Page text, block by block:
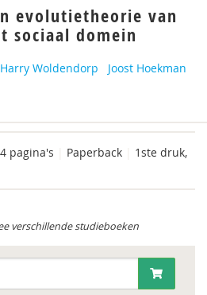
evolutietheorie van
sociaal domein
Harry Woldendorp Joost Hoekman
pagina's Paperback
1ste druk,
verschillende studieboeken